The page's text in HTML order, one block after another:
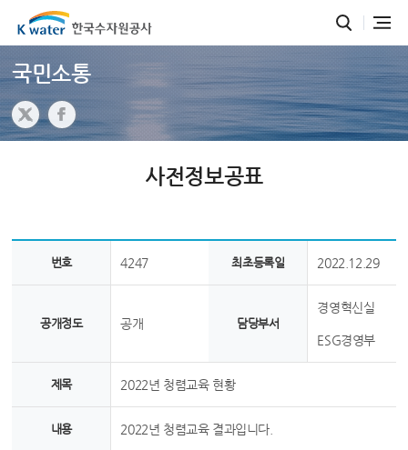
국민소통
사전정보공표
번호 4247 최초등록일 2022.12.29
공개정도 공개 담당부서
경영혁신실
ESG경영부
제목 2022년 청렴교육 현황
내용 2022년 청렴교육 결과입니다.